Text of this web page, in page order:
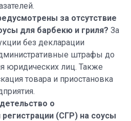
за отсутствие
для барбекю и гриля? За
без декларации
штрафы до
юридических лиц. Также
товара и приостановка
о
регистрации (СГР) на соусы